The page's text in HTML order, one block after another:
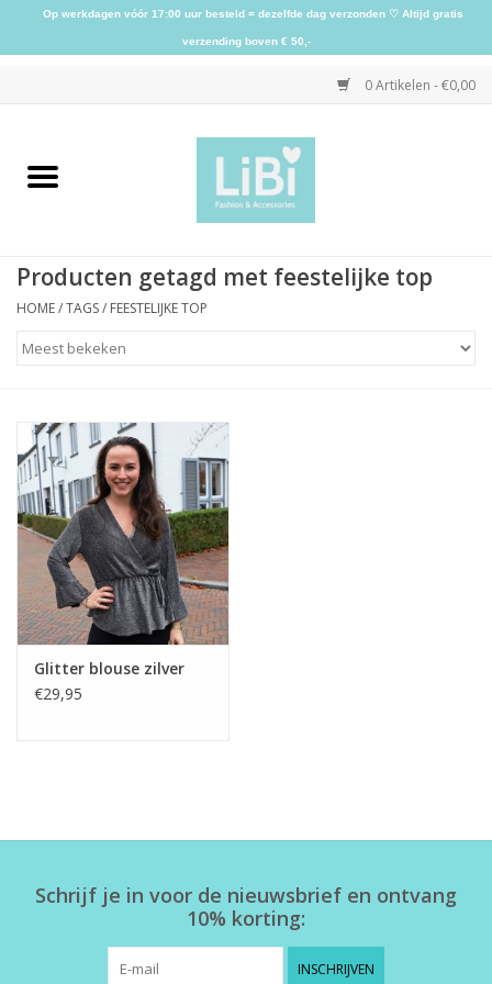
0 Artikelen - €0,00
Home
Schoenen
Sieraden
Accessoires
Home deco
SALE
Herensokken
Producten getagd met feestelijke top
HOME/TAGS/ FEESTELIJKE TOP
Glitter blouse zilver
€29,95
Schrijf je in voor de nieuwsbrief en ontvang
10% korting:
INSCHRIJVEN
Op werkdagen vóór 17:00 uur besteld = dezelfde dag verzonden ♡ Altijd gratis
verzending boven € 50,-